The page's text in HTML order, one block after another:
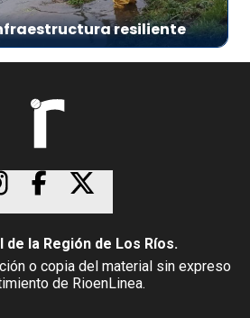
resiliente
de la Región de Los Ríos.
o copia del material sin expreso
de RioenLinea.